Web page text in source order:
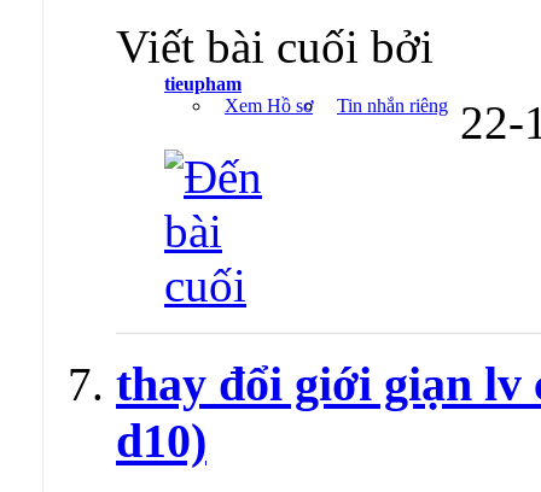
Viết bài cuối bởi
tieupham
Xem Hồ sơ
Tin nhắn riêng 22-
thay đổi giới giạn lv
d10)